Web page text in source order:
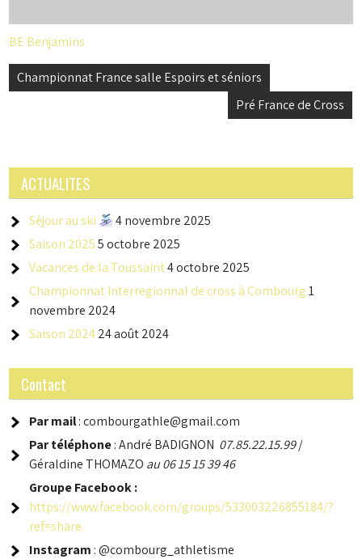
BE Benjamins
Navigation
Championnat France salle Espoirs et séniors
Pré France de Cross
ACTUALITES
Séjour au ski
4 novembre 2025
Saison 2025 5 octobre 2025
Vacances de la Toussaint4 octobre 2025
Championnat Interregionnal de cross à Combourg 1
novembre 2024
Saison 202424 août 2024
Contact
Par mail: combourgathle@gmail.com
Par téléphone: André BADIGNON 07.85.22.15.99/
Géraldine THOMAZO au 06 15 15 39 46
GroupeFacebook :
https://www.facebook.com/groups/533003226855184/?
ref=share
Instagram : @combourg_athletisme